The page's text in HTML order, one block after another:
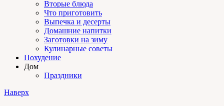
Вторые блюда
Что приготовить
Выпечка и десерты
Домашние напитки
Заготовки на зиму
Кулинарные советы
Похудение
Дом
Праздники
Наверх